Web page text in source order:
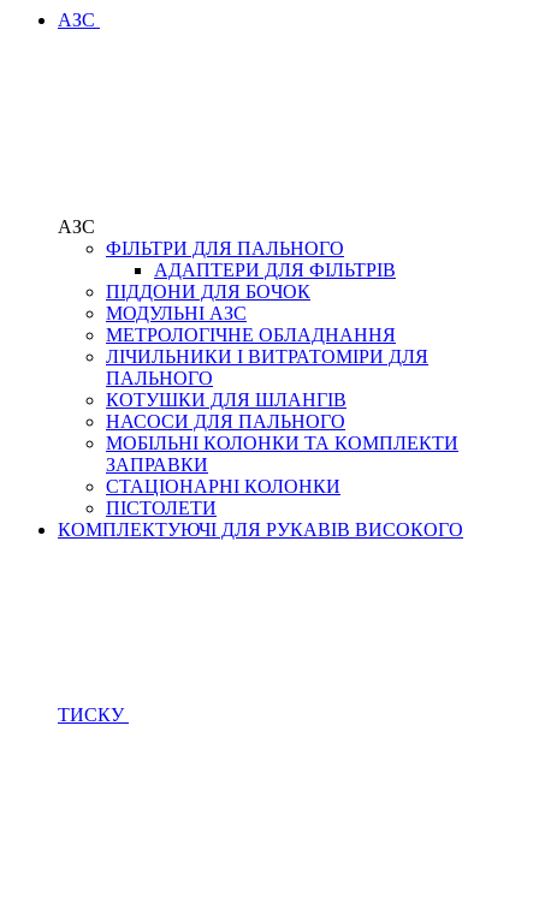
АЗС
АЗС
ФІЛЬТРИ ДЛЯ ПАЛЬНОГО
АДАПТЕРИ ДЛЯ ФІЛЬТРІВ
ПІДДОНИ ДЛЯ БОЧОК
МОДУЛЬНІ АЗС
МЕТРОЛОГІЧНЕ ОБЛАДНАННЯ
ЛІЧИЛЬНИКИ І ВИТРАТОМІРИ ДЛЯ
ПАЛЬНОГО
КОТУШКИ ДЛЯ ШЛАНГІВ
НАСОСИ ДЛЯ ПАЛЬНОГО
МОБІЛЬНІ КОЛОНКИ ТА КОМПЛЕКТИ
ЗАПРАВКИ
СТАЦІОНАРНІ КОЛОНКИ
ПІСТОЛЕТИ
КОМПЛЕКТУЮЧІ ДЛЯ РУКАВІВ ВИСОКОГО
ТИСКУ